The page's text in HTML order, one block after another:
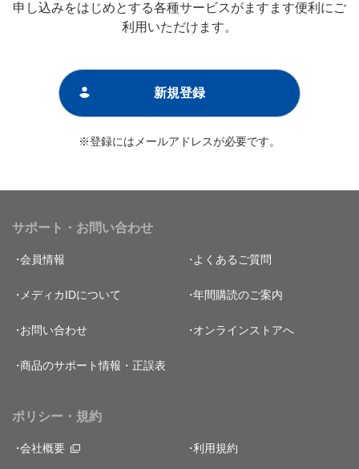
申し込みをはじめとする各種サービスがますます便利にご
利用いただけます。
新規登録
※登録にはメールアドレスが必要です。
サポート・お問い合わせ
会員情報 よくあるご質問
メディカIDについて 年間購読のご案内
お問い合わせ オンラインストアへ
商品のサポート情報・正誤表
ポリシー・規約
会社概要 利用規約